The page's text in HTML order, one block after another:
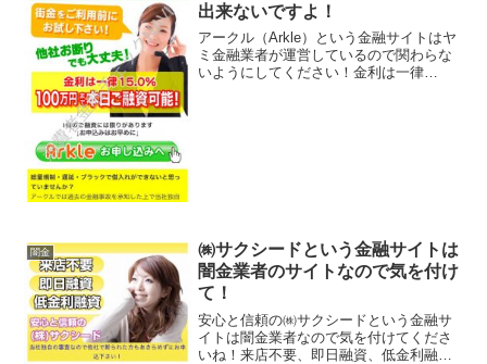
出来ないですよ！
アークル（Arkle）という金融サイトはヤ
ミ金融業者が運営しているので関わらな
いようにしてください！金利は一律
闇金
㈱サクシードという金融サイトは
闇金業者のサイトなので気を付け
て！
安心と信頼の㈱サクシードという金融サ
イトは闇金業者なので気を付けてくださ
いね！来店不要、即日融資、低金利融資